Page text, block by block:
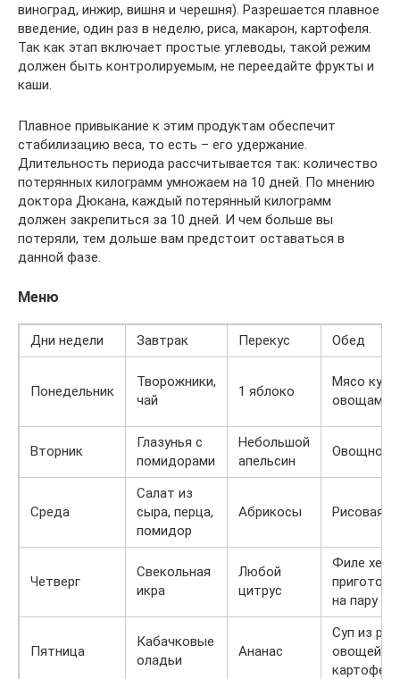
виноград, инжир, вишня и черешня). Разрешается плавное
введение, один раз в неделю, риса, макарон, картофеля.
Так как этап включает простые углеводы, такой режим
должен быть контролируемым, не переедайте фрукты и
каши.
Плавное привыкание к этим продуктам обеспечит
стабилизацию веса, то есть – его удержание.
Длительность периода рассчитывается так: количество
потерянных килограмм умножаем на 10 дней. По мнению
доктора Дюкана, каждый потерянный килограмм
должен закрепиться за 10 дней. И чем больше вы
потеряли, тем дольше вам предстоит оставаться в
данной фазе.
Меню
Дни недели Завтрак Перекус Обед
Понедельник
Творожники,
чай
1 яблоко
Мясо
овощами
Вторник
Глазунья с
помидорами
Небольшой
апельсин
Овощное
Среда
Салат из
сыра, перца,
помидор
Абрикосы Рисовая
Четверг
Свекольная
икра
Любой
цитрус
Филе хека,
на пару
Пятница
Кабачковые
оладьи
Ананас
Суп из
овощей и
картофеля